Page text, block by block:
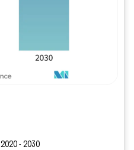
2020 - 2030